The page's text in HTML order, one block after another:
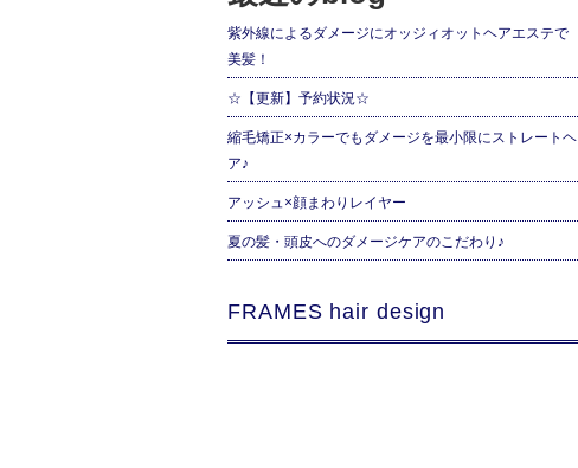
紫外線によるダメージにオッジィオットヘアエステで
美髪！
☆【更新】予約状況☆
縮毛矯正×カラーでもダメージを最小限にストレートヘ
ア♪
アッシュ×顔まわりレイヤー
夏の髪・頭皮へのダメージケアのこだわり♪
FRAMES hair design